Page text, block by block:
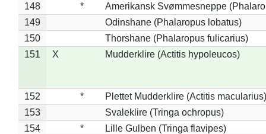
148
*
Amerikansk Svømmesneppe
149
Odinshane (Phalaropus lobatus)
150
Thorshane (Phalaropus fulicarius)
151
X Mudderklire (Actitis hypoleucos)
152 *
Plettet Mudderklire (Actitis macularius)
153
Svaleklire (Tringa ochropus)
154
*
Lille Gulben (Tringa flavipes)